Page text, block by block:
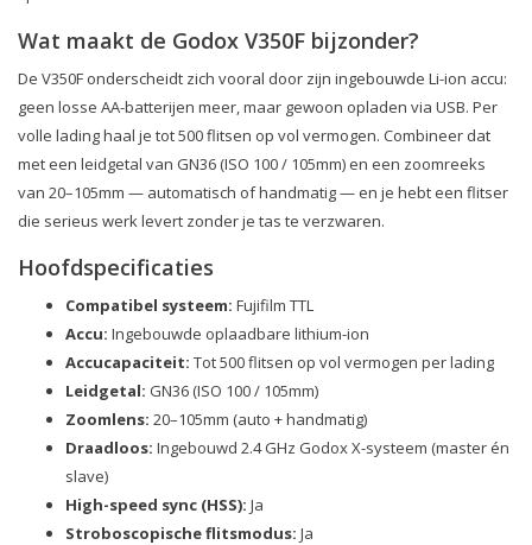
Wat maakt de Godox V350F bijzonder?
De V350F onderscheidt zich vooral door zijn ingebouwde Li-ion accu:
geen losse AA-batterijen meer, maar gewoon opladen via USB. Per
volle lading haal je tot 500 flitsen op vol vermogen. Combineer dat
met een leidgetal van GN36 (ISO 100 / 105mm) en een zoomreeks
van 20–105mm — automatisch of handmatig — en je hebt een flitser
die serieus werk levert zonder je tas te verzwaren.
Hoofdspecificaties
Compatibel systeem: Fujifilm TTL
Accu: Ingebouwde oplaadbare lithium-ion
Accucapaciteit: Tot 500 flitsen op vol vermogen per lading
Leidgetal: GN36 (ISO 100 / 105mm)
Zoomlens: 20–105mm (auto + handmatig)
Draadloos: Ingebouwd 2.4 GHz Godox X-systeem (master én
slave)
High-speed sync (HSS): Ja
Stroboscopische flitsmodus: Ja